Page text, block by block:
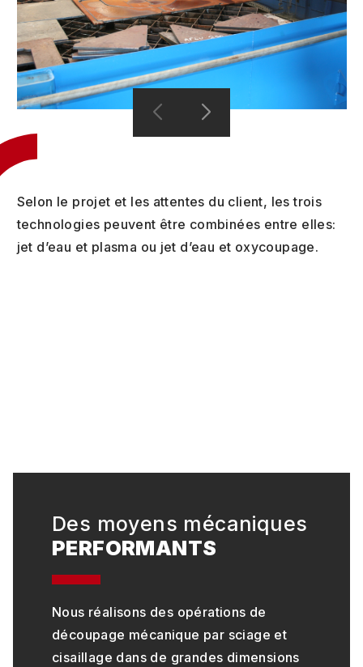
Selon le projet et les attentes du client, les trois
technologies peuvent être combinées entre elles:
jet d’eau et plasma ou jet d’eau et oxycoupage.
Des moyens mécaniques
PERFORMANTS
Nous réalisons des opérations de
découpage mécanique par sciage et
cisaillage dans de grandes dimensions